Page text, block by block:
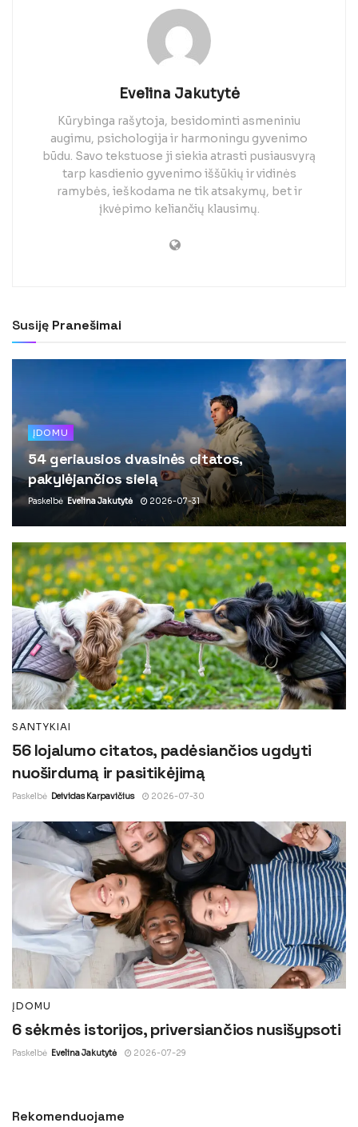
Evelina Jakutytė
Kūrybinga rašytoja, besidominti asmeniniu
augimu, psichologija ir harmoningu gyvenimo
būdu. Savo tekstuose ji siekia atrasti pusiausvyrą
tarp kasdienio gyvenimo iššūkių ir vidinės
ramybės, ieškodama ne tik atsakymų, bet ir
įkvėpimo keliančių klausimų.
Susiję Pranešimai
ĮDOMU
54 geriausios dvasinės citatos,
pakylėjančios sielą
Paskelbė Evelina Jakutytė 2026-07-31
SANTYKIAI
56 lojalumo citatos, padėsiančios ugdyti
nuoširdumą ir pasitikėjimą
Paskelbė Deividas Karpavičius 2026-07-30
ĮDOMU
6 sėkmės istorijos, priversiančios nusišypsoti
Paskelbė Evelina Jakutytė 2026-07-29
Rekomenduojame